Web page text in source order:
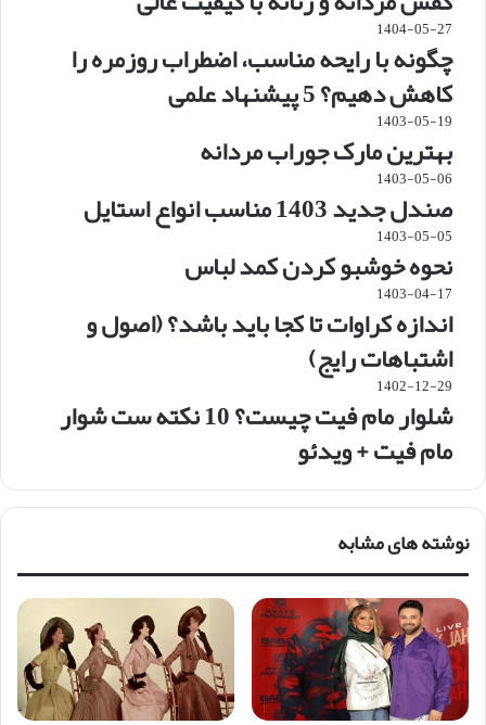
1404-05-27
چگونه با رایحه مناسب، اضطراب روزمره را
کاهش دهیم؟ 5 پیشنهاد علمی
1403-05-19
بهترین مارک جوراب مردانه
1403-05-06
صندل جدید 1403 مناسب انواع استایل
1403-05-05
نحوه خوشبو کردن کمد لباس
1403-04-17
اندازه کراوات تا کجا باید باشد؟ (اصول و
اشتباهات رایج)
1402-12-29
شلوار مام فیت چیست؟ 10 نکته ست شوار
مام فیت + ویدئو
نوشته های مشابه